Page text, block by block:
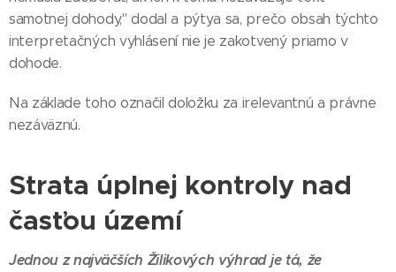
samotnej dohody," dodal a pýtya sa, prečo obsah týchto
interpretačných vyhlásení nie je zakotvený priamo v
dohode.
Na základe toho označil doložku za irelevantnú a právne
nezáväznú.
Strata úplnej kontroly nad
časťou území
Jednou z najväčších Žilikových výhrad je tá, že